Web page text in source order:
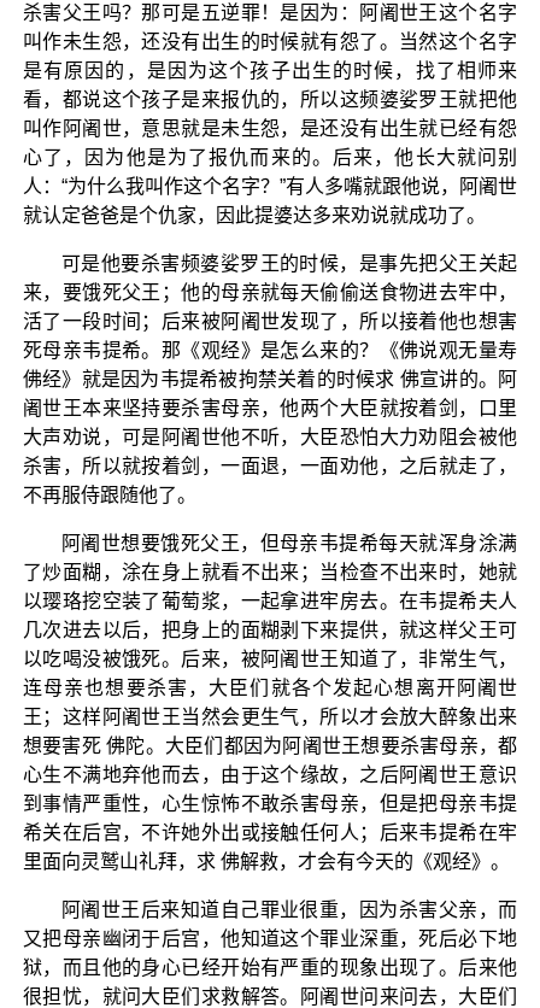
杀害父王吗？那可是五逆罪！是因为：阿阇世王这个名字
叫作未生怨，还没有出生的时候就有怨了。当然这个名字
是有原因的，是因为这个孩子出生的时候，找了相师来
看，都说这个孩子是来报仇的，所以这频婆娑罗王就把他
叫作阿阇世，意思就是未生怨，是还没有出生就已经有怨
心了，因为他是为了报仇而来的。后来，他长大就问别
人：“为什么我叫作这个名字？”有人多嘴就跟他说，阿阇世
就认定爸爸是个仇家，因此提婆达多来劝说就成功了。
可是他要杀害频婆娑罗王的时候，是事先把父王关起
来，要饿死父王；他的母亲就每天偷偷送食物进去牢中，
活了一段时间；后来被阿阇世发现了，所以接着他也想害
死母亲韦提希。那《观经》是怎么来的？《佛说观无量寿
佛经》就是因为韦提希被拘禁关着的时候求 佛宣讲的。阿
阇世王本来坚持要杀害母亲，他两个大臣就按着剑，口里
大声劝说，可是阿阇世他不听，大臣恐怕大力劝阻会被他
杀害，所以就按着剑，一面退，一面劝他，之后就走了，
不再服侍跟随他了。
阿阇世想要饿死父王，但母亲韦提希每天就浑身涂满
了炒面糊，涂在身上就看不出来；当检查不出来时，她就
以璎珞挖空装了葡萄浆，一起拿进牢房去。在韦提希夫人
几次进去以后，把身上的面糊剥下来提供，就这样父王可
以吃喝没被饿死。后来，被阿阇世王知道了，非常生气，
连母亲也想要杀害，大臣们就各个发起心想离开阿阇世
王；这样阿阇世王当然会更生气，所以才会放大醉象出来
想要害死 佛陀。大臣们都因为阿阇世王想要杀害母亲，都
心生不满地弃他而去，由于这个缘故，之后阿阇世王意识
到事情严重性，心生惊怖不敢杀害母亲，但是把母亲韦提
希关在后宫，不许她外出或接触任何人；后来韦提希在牢
里面向灵鹫山礼拜，求 佛解救，才会有今天的《观经》。
阿阇世王后来知道自己罪业很重，因为杀害父亲，而
又把母亲幽闭于后宫，他知道这个罪业深重，死后必下地
狱，而且他的身心已经开始有严重的现象出现了。后来他
很担忧，就问大臣们求救解答。阿阇世问来问去，大臣们